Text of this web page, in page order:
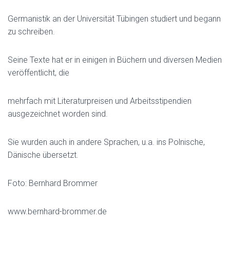
Germanistik an der Universität Tübingen studiert und begann
zu schreiben.
Seine Texte hat er in einigen in Büchern und diversen Medien
veröffentlicht, die
mehrfach mit Literaturpreisen und Arbeitsstipendien
ausgezeichnet worden sind.
Sie wurden auch in andere Sprachen, u.a. ins Polnische,
Dänische übersetzt.
Foto: Bernhard Brommer
www.bernhard-brommer.de